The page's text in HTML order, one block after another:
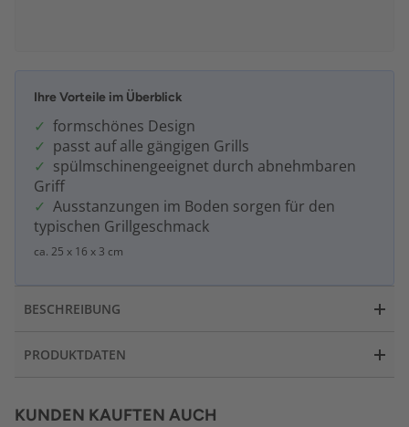
Ihre Vorteile im Überblick
formschönes Design
passt auf alle gängigen Grills
spülmschinengeeignet durch abnehmbaren
Griff
Ausstanzungen im Boden sorgen für den
typischen Grillgeschmack
ca. 25 x 16 x 3 cm
BESCHREIBUNG
PRODUKTDATEN
KUNDEN KAUFTEN AUCH